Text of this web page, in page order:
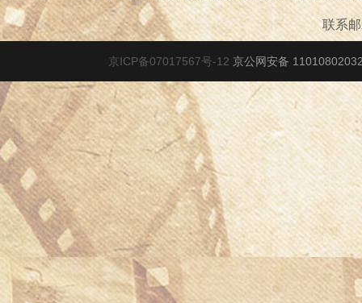
联系
京ICP备07017567号-12 京公网安备